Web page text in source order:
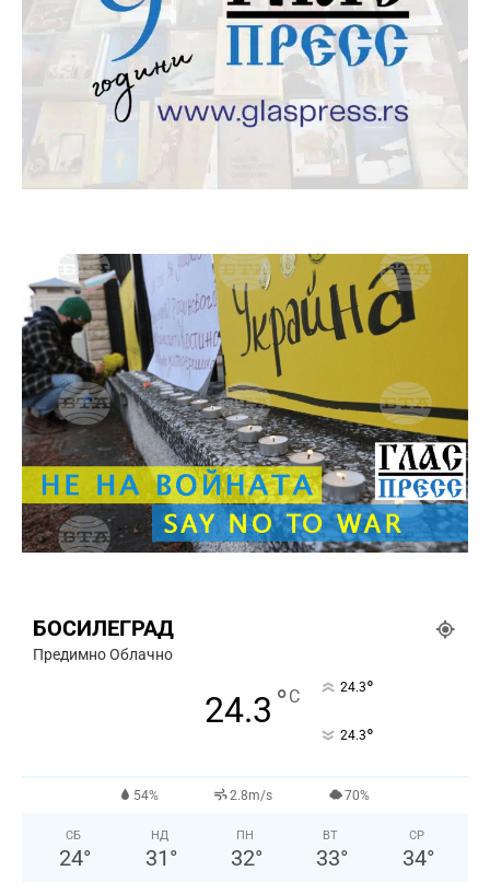
БОСИЛЕГРАД
Предимно Облачно
24.3 °C 24.3°
24.3°
54% 2.8m/s 70%
СБ
24°
НД
31 °
ПН
32°
ВТ
33°
СР
34°